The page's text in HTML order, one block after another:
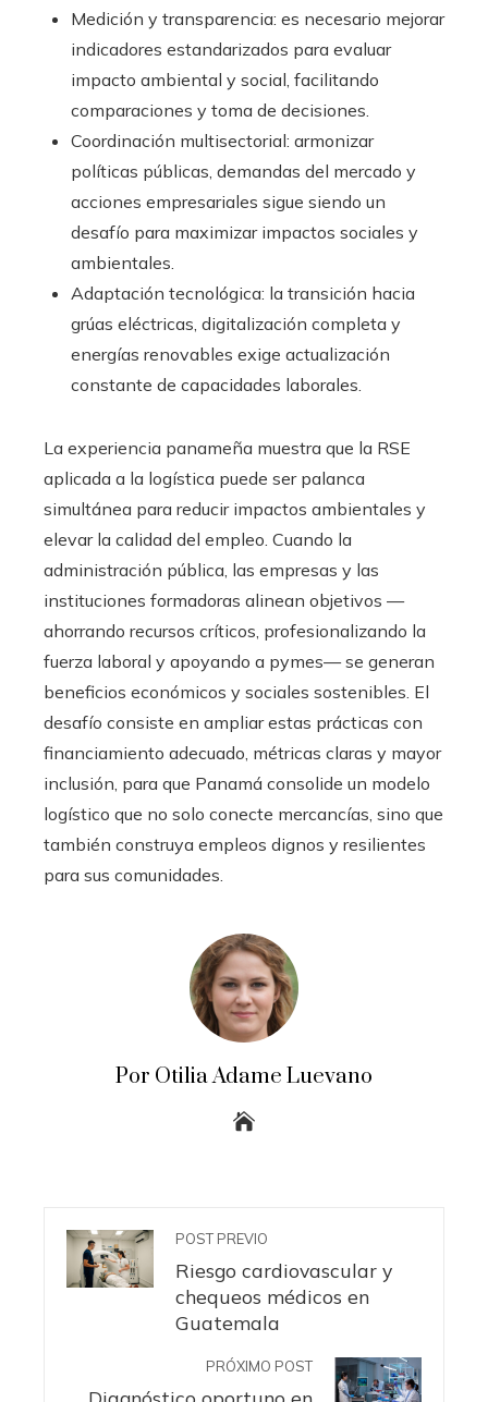
Medición y transparencia: es necesario mejorar
indicadores estandarizados para evaluar
impacto ambiental y social, facilitando
comparaciones y toma de decisiones.
Coordinación multisectorial: armonizar
políticas públicas, demandas del mercado y
acciones empresariales sigue siendo un
desafío para maximizar impactos sociales y
ambientales.
Adaptación tecnológica: la transición hacia
grúas eléctricas, digitalización completa y
energías renovables exige actualización
constante de capacidades laborales.
La experiencia panameña muestra que la RSE
aplicada a la logística puede ser palanca
simultánea para reducir impactos ambientales y
elevar la calidad del empleo. Cuando la
administración pública, las empresas y las
instituciones formadoras alinean objetivos —
ahorrando recursos críticos, profesionalizando la
fuerza laboral y apoyando a pymes— se generan
beneficios económicos y sociales sostenibles. El
desafío consiste en ampliar estas prácticas con
financiamiento adecuado, métricas claras y mayor
inclusión, para que Panamá consolide un modelo
logístico que no solo conecte mercancías, sino que
también construya empleos dignos y resilientes
para sus comunidades.
Por Otilia Adame Luevano
POST PREVIO
Riesgo cardiovascular y
chequeos médicos en
Guatemala
PRÓXIMO POST